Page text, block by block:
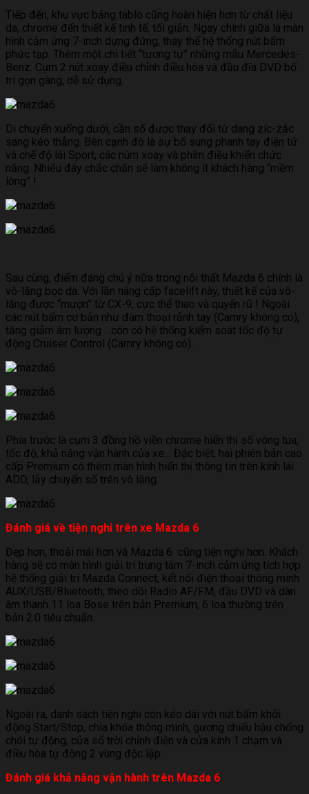
Tiếp đến, khu vực bảng tablo cũng hoàn hiện hơn từ chất liệu
da, chrome đến thiết kế tinh tế, tối giản. Ngay chính giữa là màn
hình cảm ứng 7-inch dựng đứng, thay thế hệ thống nút bấm
phức tạp. Thêm một chi tiết “tương tự” những mẫu Mercedes-
Benz. Cụm 2 nút xoay điều chỉnh điều hòa và đầu đĩa DVD bố
trí gọn gàng, dễ sử dụng.
Di chuyển xuống dưới, cần số được thay đổi từ dang zíc-zắc
sang kéo thẳng. Bên cạnh đó là sự bổ sung phanh tay điện tử
và chế độ lái Sport, các núm xoay và phím điều khiển chức
năng. Nhiêu đây chắc chắn sẽ làm không ít khách hàng “mềm
lòng” !
Sau cùng, điểm đáng chú ý nữa trong nội thất Mazda 6 chính là
vô-lăng bọc da. Với lần nâng cấp facelift này, thiết kế của vô-
lăng được “mượn” từ CX-9, cực thể thao và quyến rũ ! Ngoài
các nút bấm cơ bản như đàm thoại rảnh tay (Camry không có),
tăng giảm âm lượng …còn có hệ thống kiểm soát tốc độ tự
động Cruiser Control (Camry không có).
Phía trước là cụm 3 đồng hồ viền chrome hiển thị số vòng tua,
tốc độ, khả năng vận hành của xe… Đặc biệt, hai phiên bản cao
cấp Premium có thêm màn hình hiển thị thông tin trên kính lái
ADD, lẫy chuyển số trên vô lăng.
Đánh giá về tiện nghi trên xe Mazda 6
Đẹp hơn, thoải mái hơn và Mazda 6 cũng tiện nghi hơn. Khách
hàng sẽ có màn hình giải trí trung tâm 7-inch cảm ứng tích hợp
hệ thống giải trí Mazda Connect, kết nối điện thoại thông minh
AUX/USB/Bluetooth, theo dõi Radio AF/FM, đầu DVD và dàn
âm thanh 11 loa Bose trên bản Premium, 6 loa thường trên
bản 2.0 tiêu chuẩn.
Ngoài ra, danh sách tiện nghi còn kéo dài với nút bấm khởi
động Start/Stop, chìa khóa thông minh, gương chiếu hậu chống
chói tự động, cửa sổ trời chỉnh điện và cửa kính 1 chạm và
điều hòa tự động 2 vùng độc lập.
Đánh giá khả năng vận hành trên Mazda 6